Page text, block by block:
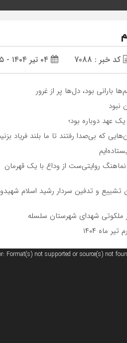
کد خبر : 7088
بارانی بود، دل‌ها پر از غرور
نبود
یک عهد دوباره بود؛
که بی‌صدا رفتند تا ما بلند فریاد
نماهنگ روایتی‌ست از وداع با یک قهرمان
تشییع و تدفین سردار رشید اسلام
ملکوتی شهدای شهرستان سلسله
ماه ۱۴۰۴
Format(s) not supported or source(s) not